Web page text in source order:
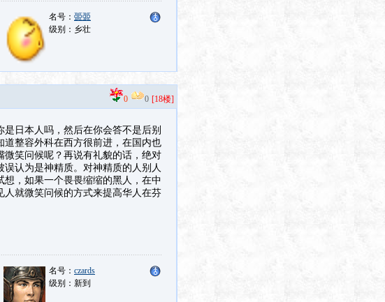
名号： 臦臦
级别：乡壮
0 0 [18楼]
日本人吗，然后在你会答不是后别
整容外科在西方很前进，在国内也
笑问候呢？再说有礼貌的话，绝对
认为是神精质。对神精质的人别人
，如果一个畏畏缩缩的黑人，在中
就微笑问候的方式来提高华人在芬
名号： czards
级别：新到